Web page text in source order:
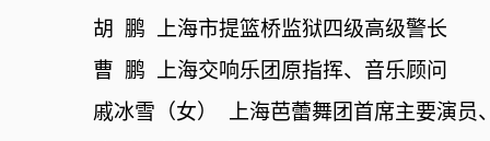
胡
鹏
上海市提篮桥监狱四级高级警长
曹
鹏
上海交响乐团原指挥、音乐顾问
戚冰雪（女）
上海芭蕾舞团首席主要演员